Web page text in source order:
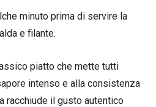
minuto prima di servire la
e filante.
piatto che mette tutti
intenso e alla consistenza
racchiude il gusto autentico